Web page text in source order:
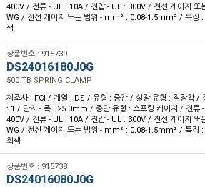
400V / 전류 - UL : 10A / 전압 - UL : 300V / 전선 게이지 또
WG / 전선 게이지 또는 범위 - mm² : 0.08-1.5mm² / 특징 :
색
상품번호 : 915739
DS24016180J0G
500 TB SPRING CLAMP
제조사 : FCI / 계열 : DS / 유형 : 중간 / 실장 유형 : 직장착 /
: 1 / 단자 - 폭 : 25.0mm / 종단 유형 : 스프링 케이지 / 전류
400V / 전류 - UL : 10A / 전압 - UL : 300V / 전선 게이지 또
WG / 전선 게이지 또는 범위 - mm² : 0.08-1.5mm² / 특징 :
회색
상품번호 : 915738
DS24016080J0G